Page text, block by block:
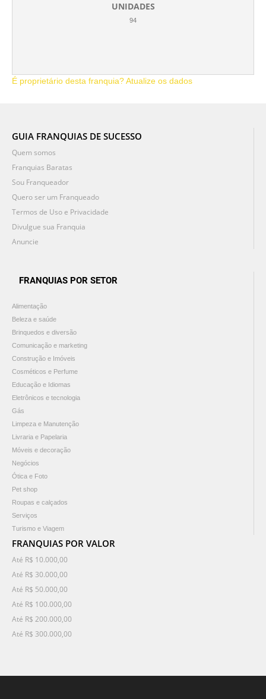
UNIDADES
94
É proprietário desta franquia? Atualize os dados
GUIA FRANQUIAS DE SUCESSO
Quem somos
Franquias Baratas
Sou Franqueador
Quero ser um Franqueado
Termos de Uso e Privacidade
Divulgue sua Franquia
Anuncie
FRANQUIAS POR SETOR
Alimentação
Beleza e saúde
Brinquedos e diversão
Comunicação e marketing
Construção e Imóveis
Cosméticos e Perfume
Educação e Idiomas
Eletrônicos e tecnologia
Gás
Limpeza e Manutenção
Livraria e Papelaria
Móveis e decoração
Negócios
Ótica e Foto
Pet shop
Roupas e calçados
Serviços
Turismo e Viagem
FRANQUIAS POR VALOR
Até R$ 10.000,00
Até R$ 30.000,00
Até R$ 50.000,00
Até R$ 100.000,00
Até R$ 200.000,00
Até R$ 300.000,00